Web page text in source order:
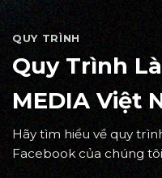
QUY TRÌNH
Quy Trình
MEDIA Việt
Hãy tìm hiểu về quy
Facebook của chúng